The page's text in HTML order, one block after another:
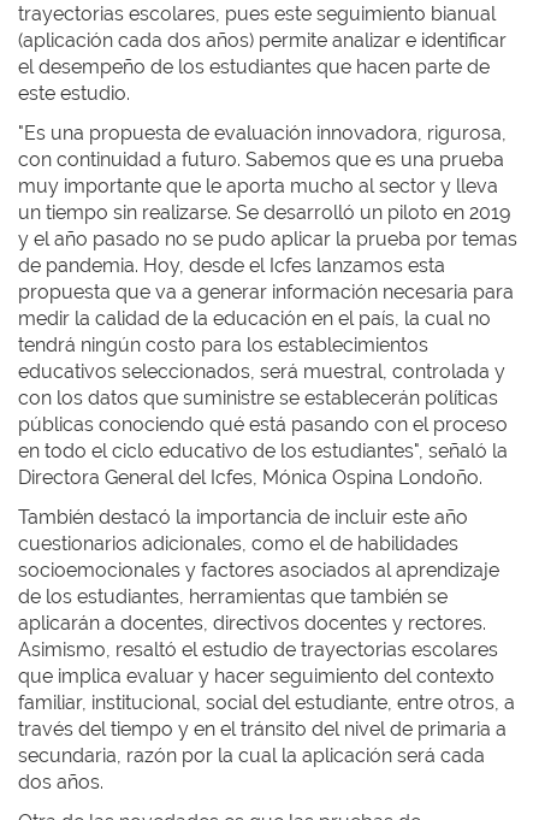
trayectorias escolares, pues este seguimiento bianual
(aplicación cada dos años) permite analizar e identificar
el desempeño de los estudiantes que hacen parte de
este estudio.
"Es una propuesta de evaluación innovadora, rigurosa,
con continuidad a futuro. Sabemos que es una prueba
muy importante que le aporta mucho al sector y lleva
un tiempo sin realizarse. Se desarrolló un piloto en 2019
y el año pasado no se pudo aplicar la prueba por temas
de pandemia. Hoy, desde el Icfes lanzamos esta
propuesta que va a generar información necesaria para
medir la calidad de la educación en el país, la cual no
tendrá ningún costo para los establecimientos
educativos seleccionados, será muestral, controlada y
con los datos que suministre se establecerán políticas
públicas conociendo qué está pasando con el proceso
en todo el ciclo educativo de los estudiantes", señaló la
Directora General del Icfes, Mónica Ospina Londoño.
También destacó la importancia de incluir este año
cuestionarios adicionales, como el de habilidades
socioemocionales y factores asociados al aprendizaje
de los estudiantes, herramientas que también se
aplicarán a docentes, directivos docentes y rectores.
Asimismo, resaltó el estudio de trayectorias escolares
que implica evaluar y hacer seguimiento del contexto
familiar, institucional, social del estudiante, entre otros, a
través del tiempo y en el tránsito del nivel de primaria a
secundaria, razón por la cual la aplicación será cada
dos años.